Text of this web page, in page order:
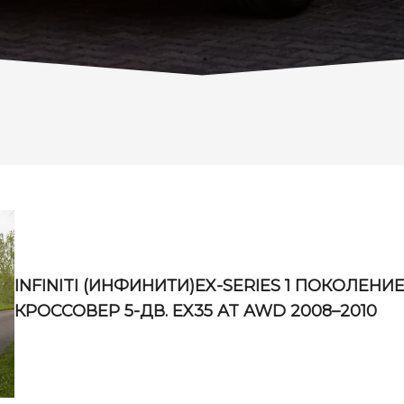
INFINITI (ИНФИНИТИ)EX-SERIES 1 ПОКОЛЕНИЕ
КРОССОВЕР 5-ДВ. EX35 AT AWD 2008–2010